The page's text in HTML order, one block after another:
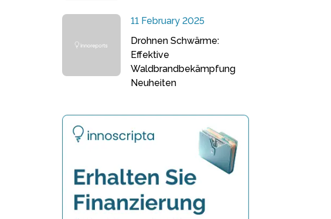
11 February 2025
Drohnen Schwärme:
Effektive
Waldbrandbekämpfung
Neuheiten